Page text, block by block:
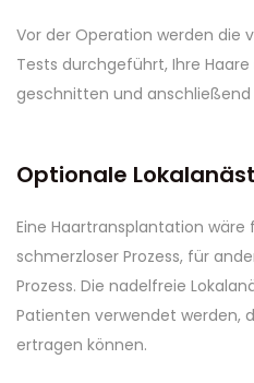
Vor der Operation werden die
Tests durchgeführt, Ihre
geschnitten und
Optionale
Eine Haartransplantation
schmerzloser Prozess, für
Prozess. Die nadelfreie
Patienten verwendet werden,
ertragen können.